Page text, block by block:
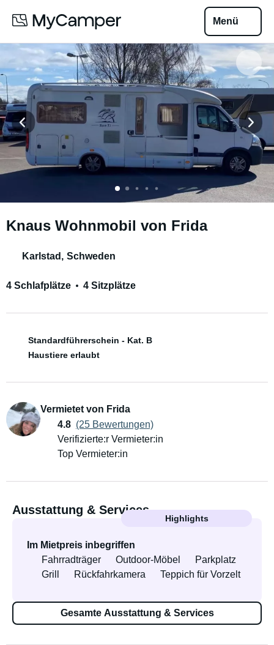
Menü
Knaus Wohnmobil von Frida
Karlstad , Schweden
4 Schlafplätze 4 Sitzplätze
Standardführerschein - Kat. B
Haustiere erlaubt
Vermietet von Frida
4.8 (25 Bewertungen)
Verifizierte:r Vermieter:in
Top Vermieter:in
Ausstattung & Services
Highlights
Im Mietpreis inbegriffen
Fahrradträger
Outdoor-Möbel
Parkplatz
Grill
Rückfahrkamera Teppich für Vorzelt
Gesamte Ausstattung & Services